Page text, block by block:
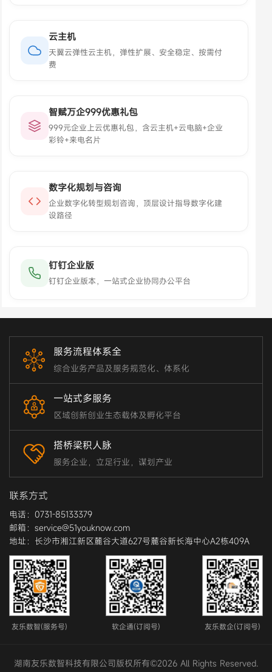
云主机
天翼云弹性云主机，弹性扩展、安全稳定、按需付
费
智赋万企999优惠礼包
999元企业上云优惠礼包，含云主机+云电脑+企业
彩铃+来电名片
数字化规划与咨询
企业数字化转型规划咨询，顶层设计指导数字化建
设路径
钉钉企业版
钉钉企业版本，一站式企业协同办公平台
服务流程体系全
综合业务产品及服务规范化、体系化
一站式多服务
区域创新创业生态载体及孵化平台
搭桥梁积人脉
服务企业，立足行业，谋划产业
联系方式
电话：0731-85133379
邮箱：service@51youknow.com
地址：长沙市湘江新区麓谷大道627号麓谷新长海中心A2栋409A
友乐数智(服务号) 软企通(订阅号) 友乐数企(订阅号)
湖南友乐数智科技有限公司版权所有©2026 All Rights Reserved.